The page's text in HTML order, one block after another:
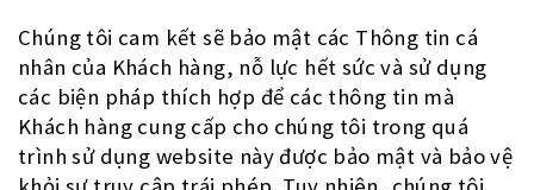
Chúng tôi cam kết sẽ bảo mật các Thông tin cá
nhân của Khách hàng, nỗ lực hết sức và sử dụng
các biện pháp thích hợp để các thông tin mà
Khách hàng cung cấp cho chúng tôi trong quá
trình sử dụng website này được bảo mật và bảo vệ